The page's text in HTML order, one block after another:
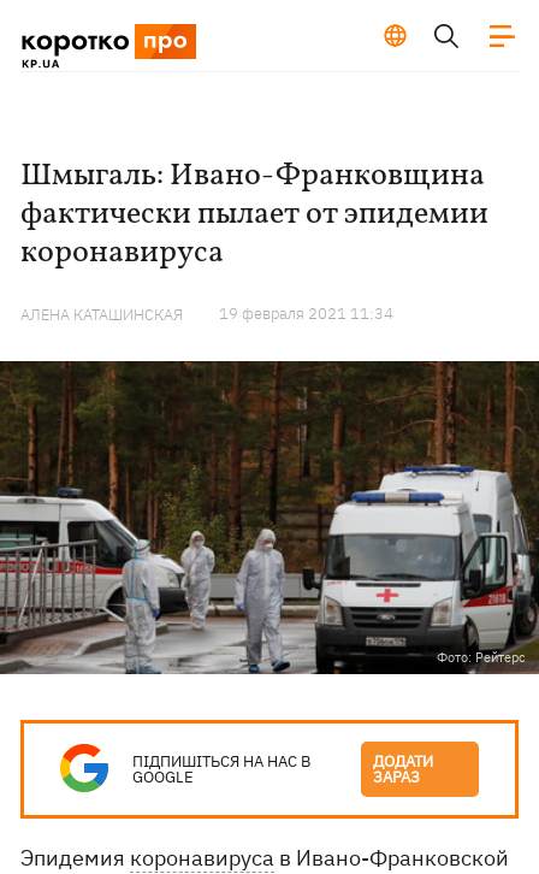
Шмыгаль: Ивано-Франковщина
фактически пылает от эпидемии
коронавируса
АЛЕНА КАТАШИНСКАЯ 19 февраля 2021 11:34
Фото: Рейтерс
ПІДПИШІТЬСЯ НА НАС В
GOOGLE
ДОДАТИ
ЗАРАЗ
Эпидемия коронавируса в Ивано-Франковской